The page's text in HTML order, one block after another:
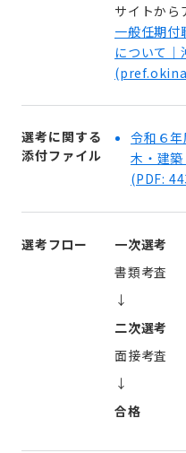
サイトから
一般任期付
について｜
(
選考に関する
添付ファイル
令和６
木・建
(PDF:
選考フロー
一次選考
書類考査
↓
二次選考
面接考査
↓
合格